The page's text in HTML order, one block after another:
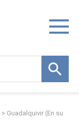
> Guadalquivir (En su